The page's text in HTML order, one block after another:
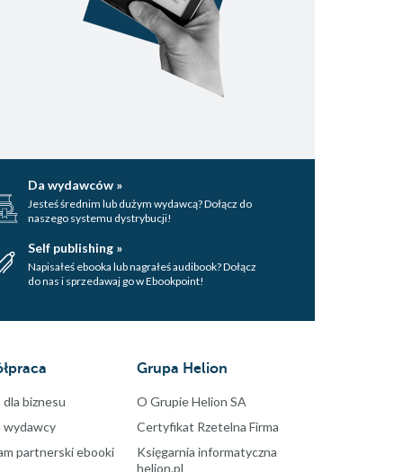
Da wydawców »
Jesteś średnim lub dużym wydawcą? Dołącz do
naszego systemu dystrybucji!
Self publishing »
Napisałeś ebooka lub nagrałeś audibook? Dołącz
do nas i sprzedawaj go w Ebookpoint!
biznesu
wydawcy
partnerski ebooki
Grupa Helion
O Grupie Helion SA
Certyfikat Rzetelna Firma
Księgarnia informatyczna
helion.pl